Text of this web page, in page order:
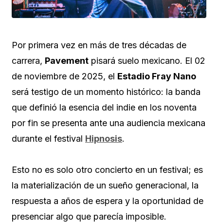
Por primera vez en más de tres décadas de
carrera, Pavement pisará suelo mexicano. El 02
de noviembre de 2025, el Estadio Fray Nano
será testigo de un momento histórico: la banda
que definió la esencia del indie en los noventa
por fin se presenta ante una audiencia mexicana
durante el festival Hipnosis.
Esto no es solo otro concierto en un festival; es
la materialización de un sueño generacional, la
respuesta a años de espera y la oportunidad de
presenciar algo que parecía imposible.